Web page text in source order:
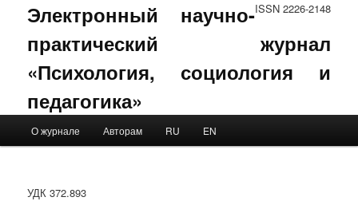
ISSN 2226-2148
Электронный научно-
практический журнал
«Психология, социология и
педагогика»
Skip to primary content
Skip to secondary content
О журнале Авторам RU EN
УДК 372.893